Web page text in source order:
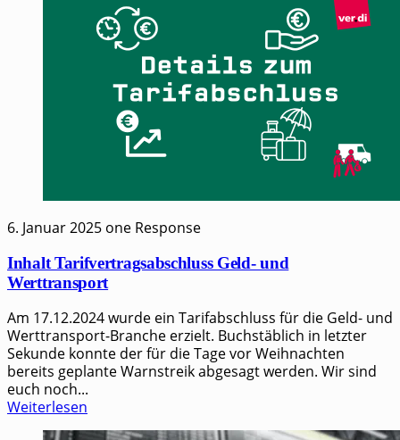
6. Januar 2025 one Response
Inhalt Tarifvertragsabschluss Geld- und
Werttransport
Am 17.12.2024 wur­de ein Tarif­ab­schluss für die Geld- und
Wert­trans­port-Bran­che erzielt. Buch­stäb­lich in letz­ter
Sekun­de konn­te der für die Tage vor Weih­nach­ten
bereits geplan­te Warn­streik abge­sagt wer­den. Wir sind
euch noch...
Weiterlesen